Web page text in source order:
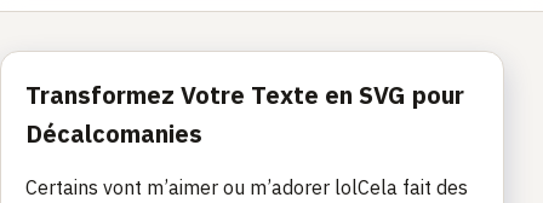
Transformez Votre Texte en SVG pour
Décalcomanies
Certains vont m’aimer ou m’adorer lolCela fait des